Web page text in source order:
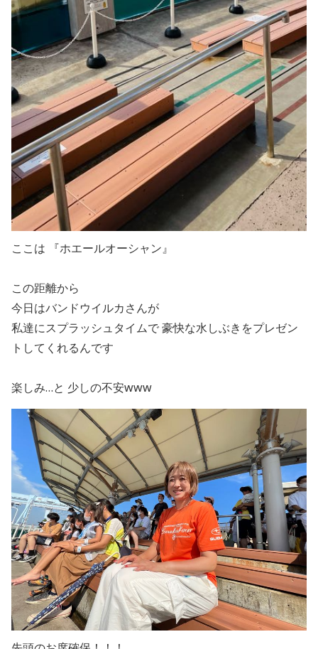
ここは 『ホエールオーシャン』
この距離から
今日はバンドウイルカさんが
私達にスプラッシュタイムで 豪快な水しぶきをプレゼン
トしてくれるんです
楽しみ…と 少しの不安www